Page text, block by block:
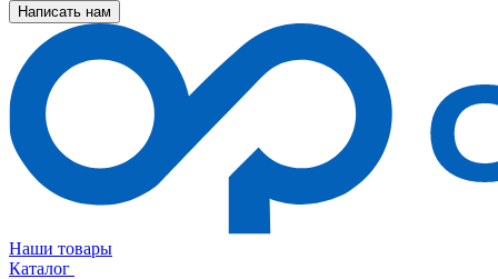
Написать нам
Наши товары
Каталог